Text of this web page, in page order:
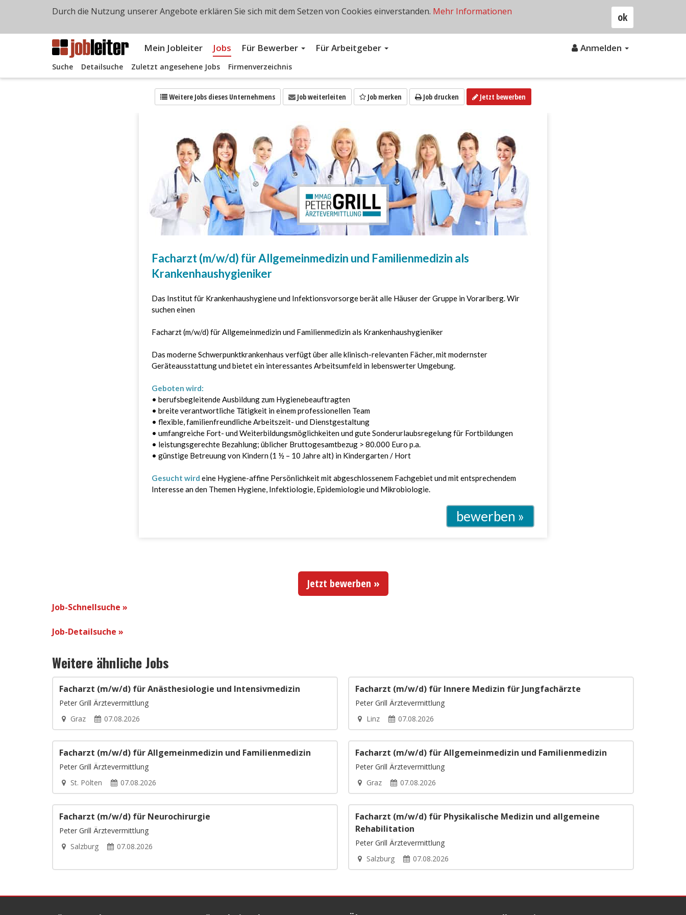
Mein Jobleiter Jobs Für Bewerber Für Arbeitgeber Anmelden
Suche Detailsuche Zuletzt angesehene Jobs Firmenverzeichnis
Weitere Jobs dieses Unternehmens Job weiterleiten Job merken Job drucken Jetzt bewerben
Jetzt bewerben »
Job-Schnellsuche »
Job-Detailsuche »
Weitere ähnliche Jobs
Facharzt (m/w/d) für Anästhesiologie und Intensivmedizin
Peter Grill Ärztevermittlung
Graz
07.08.2026
Facharzt (m/w/d) für Innere Medizin für Jungfachärzte
Peter Grill Ärztevermittlung
Linz
07.08.2026
Facharzt (m/w/d) für Allgemeinmedizin und Familienmedizin
Peter Grill Ärztevermittlung
St. Pölten
07.08.2026
Facharzt (m/w/d) für Allgemeinmedizin und Familienmedizin
Peter Grill Ärztevermittlung
Graz
07.08.2026
Facharzt (m/w/d) für Neurochirurgie
Peter Grill Ärztevermittlung
Salzburg
07.08.2026
Facharzt (m/w/d) für Physikalische Medizin und allgemeine
Rehabilitation
Peter Grill Ärztevermittlung
Salzburg
07.08.2026
ok
Durch die Nutzung unserer Angebote erklären Sie sich mit dem Setzen von Cookies einverstanden. Mehr Informationen